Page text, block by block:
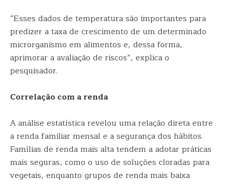
“Esses dados de temperatura são importantes para
predizer a taxa de crescimento de um determinado
microrganismo em alimentos e, dessa forma,
aprimorar a avaliação de riscos”, explica o
pesquisador.
Correlação com a renda
A análise estatística revelou uma relação direta entre
a renda familiar mensal e a segurança dos hábitos.
Famílias de renda mais alta tendem a adotar práticas
mais seguras, como o uso de soluções cloradas para
vegetais, enquanto grupos de renda mais baixa